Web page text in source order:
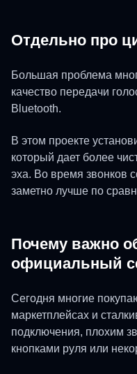
Отдельно про
Большая проблема
качество передачи
Bluetooth.
В этом проекте
который дает более
эха. Во время звонков
заметно лучше по
Почему важно
официальный
Сегодня многие
маркетплейсах и
подключения, плохим
кнопками руля или